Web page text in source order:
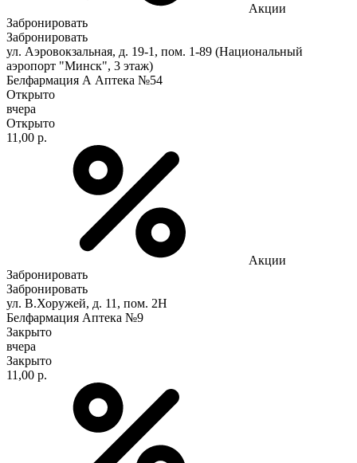
Акции
Забронировать
Забронировать
ул. Аэровокзальная, д. 19-1, пом. 1-89 (Национальный
аэропорт "Минск", 3 этаж)
Белфармация А Аптека №54
Открыто
вчера
Открыто
11,00 р.
Акции
Забронировать
Забронировать
ул. В.Хоружей, д. 11, пом. 2Н
Белфармация Аптека №9
Закрыто
вчера
Закрыто
11,00 р.